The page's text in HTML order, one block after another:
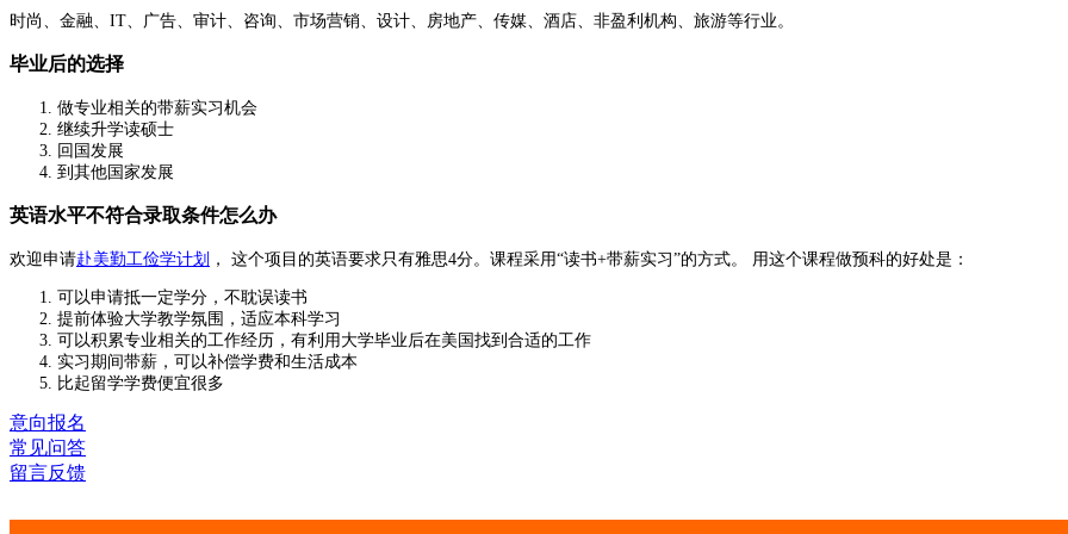
时尚、金融、IT、广告、审计、咨询、市场营销、设计、房地产、传媒、酒店、非盈利机构、旅游等行业。
毕业后的选择
做专业相关的带薪实习机会
继续升学读硕士
回国发展
到其他国家发展
英语水平不符合录取条件怎么办
欢迎申请赴美勤工俭学计划 ， 这个项目的英语要求只有雅思4分。课程采用“读书+带薪实习”的方式。 用这个课程做预科的好处是：
可以申请抵一定学分，不耽误读书
提前体验大学教学氛围，适应本科学习
可以积累专业相关的工作经历，有利用大学毕业后在美国找到合适的工作
实习期间带薪，可以补偿学费和生活成本
比起留学学费便宜很多
意向报名
常见问答
留言反馈